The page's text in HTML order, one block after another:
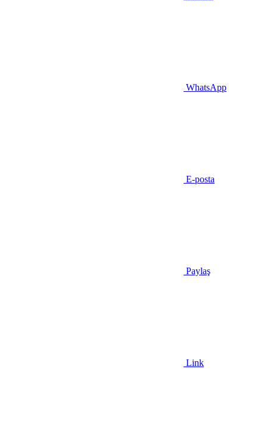
WhatsApp
E-posta
Paylaş
Link